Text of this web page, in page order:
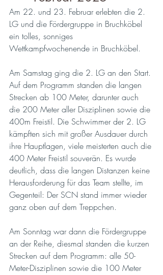
Am 22. und 23. Februar erlebten die 2.
LG und die Fördergruppe in Bruchköbel
ein tolles, sonniges
Wettkampfwochenende in Bruchköbel.
Am Samstag ging die 2. LG an den Start.
Auf dem Programm standen die langen
Strecken ab 100 Meter, darunter auch
die 200 Meter aller Disziplinen sowie die
400m Freistil. Die Schwimmer der 2. LG
kämpften sich mit großer Ausdauer durch
ihre Hauptlagen, viele meisterten auch die
400 Meter Freistil souverän. Es wurde
deutlich, dass die langen Distanzen keine
Herausforderung für das Team stellte, im
Gegenteil: Der SCN stand immer wieder
ganz oben auf dem Treppchen.
Am Sonntag war dann die Fördergruppe
an der Reihe, diesmal standen die kurzen
Strecken auf dem Programm: alle 50-
Meter-Disziplinen sowie die 100 Meter